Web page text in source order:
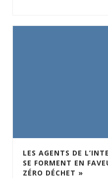
LES AGENTS DE
SE FORMENT EN
ZÉRO DÉCHET »